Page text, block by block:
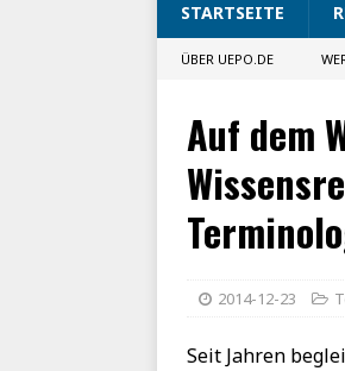
STARTSEITE
ÜBER UEPO.DE
Auf dem
2014-12-23
Seit Jahren